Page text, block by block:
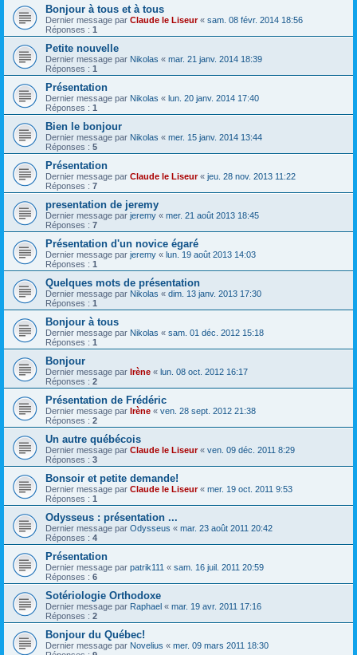
Bonjour à tous et à tous
Dernier message par Claude le Liseur« sam. 08 févr. 2014 18:56
Réponses : 1
Petite nouvelle
Dernier message par Nikolas « mar. 21 janv. 2014 18:39
Réponses : 1
Présentation
Dernier message par Nikolas « lun. 20 janv. 2014 17:40
Réponses : 1
Bien le bonjour
Dernier message par Nikolas « mer. 15 janv. 2014 13:44
Réponses : 5
Présentation
Dernier message par Claude le Liseur« jeu. 28 nov. 2013 11:22
Réponses : 7
presentation de jeremy
Dernier message par jeremy « mer. 21 août 2013 18:45
Réponses : 7
Présentation d'un novice égaré
Dernier message par jeremy « lun. 19 août 2013 14:03
Réponses : 1
Quelques mots de présentation
Dernier message par Nikolas « dim. 13 janv. 2013 17:30
Réponses : 1
Bonjour à tous
Dernier message par Nikolas « sam. 01 déc. 2012 15:18
Réponses : 1
Bonjour
Dernier message par Irène « lun. 08 oct. 2012 16:17
Réponses : 2
Présentation de Frédéric
Dernier message par Irène « ven. 28 sept. 2012 21:38
Réponses : 2
Un autre québécois
Dernier message par Claude le Liseur« ven. 09 déc. 2011 8:29
Réponses : 3
Bonsoir et petite demande!
Dernier message par Claude le Liseur« mer. 19 oct. 2011 9:53
Réponses : 1
Odysseus : présentation ...
Dernier message par Odysseus « mar. 23 août 2011 20:42
Réponses : 4
Présentation
Dernier message par patrik111 « sam. 16 juil. 2011 20:59
Réponses : 6
Sotériologie Orthodoxe
Dernier message par Raphael « mar. 19 avr. 2011 17:16
Réponses : 2
Bonjour du Québec!
Dernier message par Novelius « mer. 09 mars 2011 18:30